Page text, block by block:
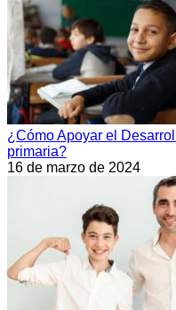
¿Cómo Apoyar el
primaria?
16 de marzo de 2024